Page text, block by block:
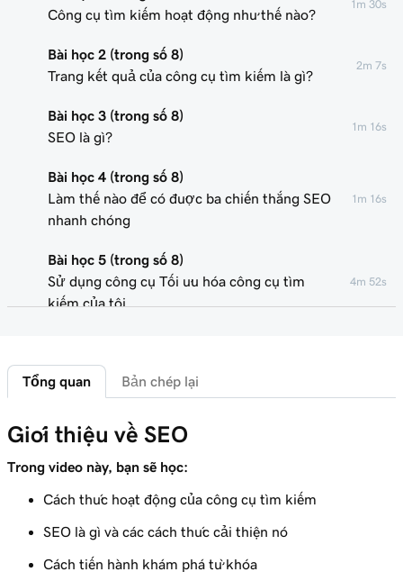
Công cụ tìm kiếm hoạt động như thế nào?
1m 30s
Bài học 2 (trong số 8)
Trang kết quả của công cụ tìm kiếm là gì?
2m 7s
Bài học 3 (trong số 8)
SEO là gì?
1m 16s
Bài học 4 (trong số 8)
Làm thế nào để có được ba chiến thắng SEO
nhanh chóng
1m 16s
Bài học 5 (trong số 8)
Sử dụng công cụ Tối ưu hóa công cụ tìm
kiếm của tôi
4m 52s
Từ khóa là gì?
Sử dụng từ khóa trong nội dung trên trang
của bạn
Tối ưu hóa hình ảnh trong WordPress với từ
khóa
Tổng quan Bản chép lại
Giới thiệu về SEO
Trong video này, bạn sẽ học:
Cách thức hoạt động của công cụ tìm kiếm
SEO là gì và các cách thức cải thiện nó
Cách tiến hành khám phá từ khóa